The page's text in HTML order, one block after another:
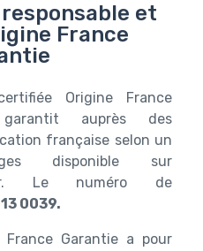
et
France
Origine France
auprès des
française selon un
disponible sur
Le numéro de
13 0039.
Garantie a pour